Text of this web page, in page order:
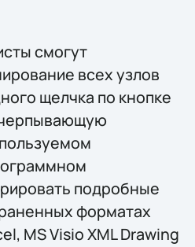
смогут
всех узлов
щелчка по кнопке
подробные
форматах
MS Visio XML Drawing